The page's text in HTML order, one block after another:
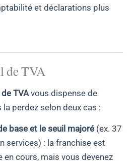
et déclarations plus
de TVA
TVAvous dispense de
perdez selon deux cas :
base et le seuil majoré (ex. 37
services) : la franchise est
en cours, mais vous devenez